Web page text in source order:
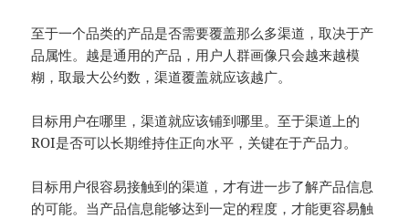
至于一个品类的产品是否需要覆盖那么多渠道，取决于产
品属性。越是通用的产品，用户人群画像只会越来越模
糊，取最大公约数，渠道覆盖就应该越广。
目标用户在哪里，渠道就应该铺到哪里。至于渠道上的
ROI是否可以长期维持住正向水平，关键在于产品力。
目标用户很容易接触到的渠道，才有进一步了解产品信息
的可能。当产品信息能够达到一定的程度，才能更容易触